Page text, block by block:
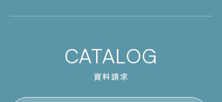
CATALOG
資料請求